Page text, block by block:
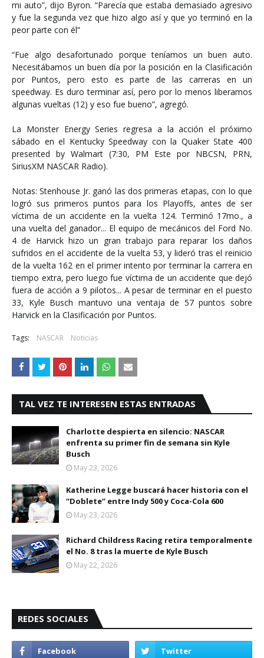
mi auto”, dijo Byron. “Parecía que estaba demasiado agresivo
y fue la segunda vez que hizo algo así y que yo terminó en la
peor parte con él”
“Fue algo desafortunado porque teníamos un buen auto.
Necesitábamos un buen día por la posición en la Clasificación
por Puntos, pero esto es parte de las carreras en un
speedway. Es duro terminar así, pero por lo menos liberamos
algunas vueltas (12) y eso fue bueno”, agregó.
La Monster Energy Series regresa a la acción el próximo
sábado en el Kentucky Speedway con la Quaker State 400
presented by Walmart (7:30, PM Este por NBCSN, PRN,
SiriusXM NASCAR Radio).
Notas: Stenhouse Jr. ganó las dos primeras etapas, con lo que
logró sus primeros puntos para los Playoffs, antes de ser
víctima de un accidente en la vuelta 124. Terminó 17mo., a
una vuelta del ganador... El equipo de mecánicos del Ford No.
4 de Harvick hizo un gran trabajo para reparar los daños
sufridos en el accidente de la vuelta 53, y lideró tras el reinicio
de la vuelta 162 en el primer intento por terminar la carrera en
tiempo extra, pero luego fue víctima de un accidente que dejó
fuera de acción a 9 pilotos... A pesar de terminar en el puesto
33, Kyle Busch mantuvo una ventaja de 57 puntos sobre
Harvick en la Clasificación por Puntos.
Tags: NASCAR Noticias
TAL VEZ TE INTERESEN ESTAS ENTRADAS
Charlotte despierta en silencio: NASCAR
enfrenta su primer fin de semana sin Kyle
Busch
May 23, 2026
Katherine Legge buscará hacer historia con el
“Doblete” entre Indy 500 y Coca-Cola 600
May 23, 2026
Richard Childress Racing retira temporalmente
el No. 8 tras la muerte de Kyle Busch
May 22, 2026
REDES SOCIALES